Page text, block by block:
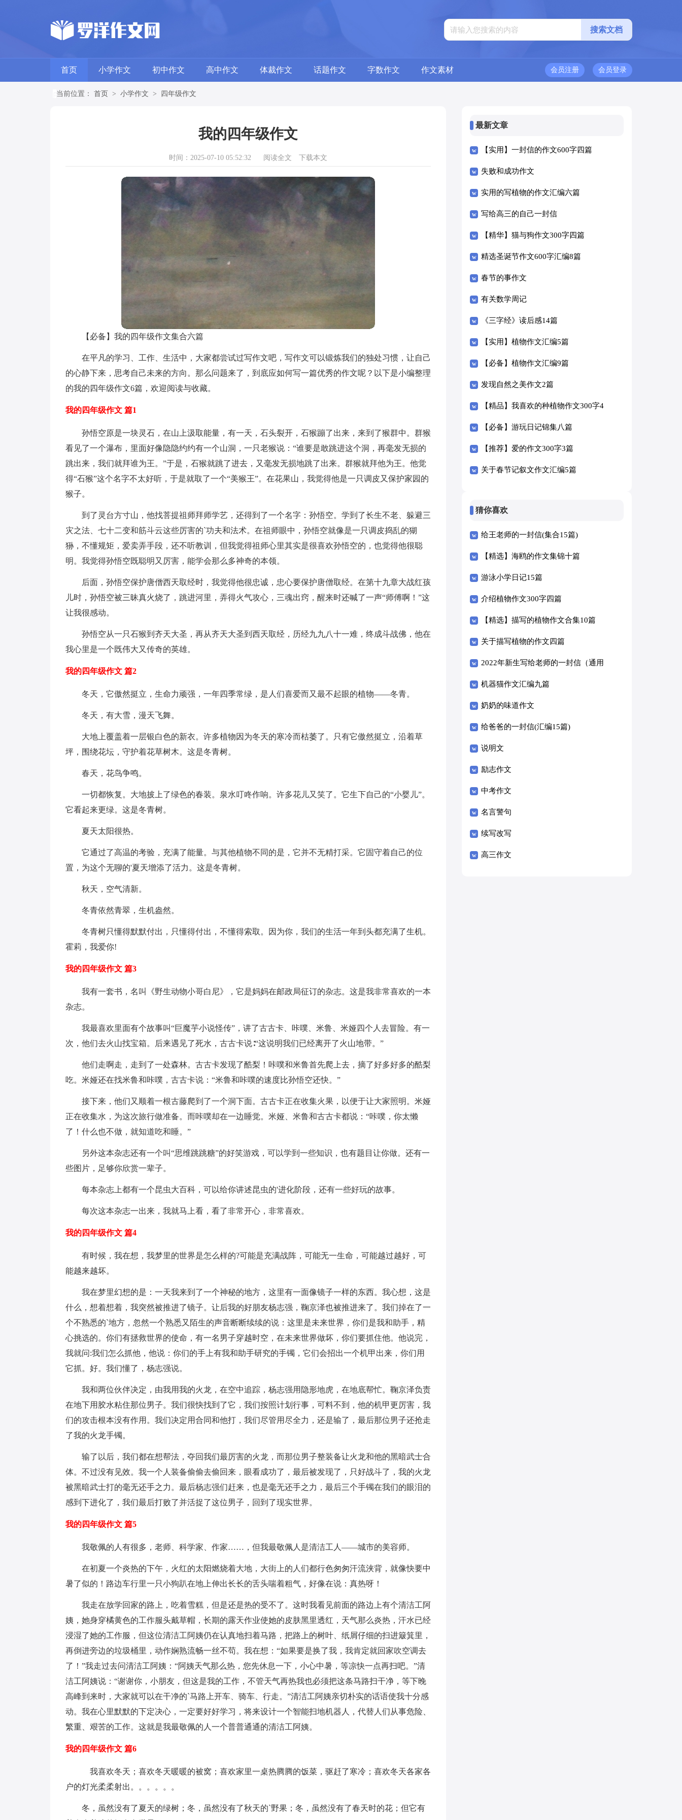
首页 小学作文 初中作文 高中作文 体裁作文 话题作文 字数作文 作文素材 会员登录
会员注册
当前位置： 首页 > 小学作文 > 四年级作文
我的四年级作文
时间：2025-07-10 05:52:32 阅读全文 下载本文
【必备】我的四年级作文集合六篇
在平凡的学习、工作、生活中，大家都尝试过写作文吧，写作文可以锻炼我们的独处习惯，让自己
的心静下来，思考自己未来的方向。那么问题来了，到底应如何写一篇优秀的作文呢？以下是小编整理
的我的四年级作文6篇，欢迎阅读与收藏。
我的四年级作文 篇1
孙悟空原是一块灵石，在山上汲取能量，有一天，石头裂开，石猴蹦了出来，来到了猴群中。群猴
看见了一个瀑布，里面好像隐隐约约有一个山洞，一只老猴说：“谁要是敢跳进这个洞，再毫发无损的
跳出来，我们就拜谁为王。”于是，石猴就跳了进去，又毫发无损地跳了出来。群猴就拜他为王。他觉
得“石猴”这个名字不太好听，于是就取了一个“美猴王”。在花果山，我觉得他是一只调皮又保护家园的
猴子。
到了灵台方寸山，他找菩提祖师拜师学艺，还得到了一个名字：孙悟空。学到了长生不老、躲避三
灾之法、七十二变和筋斗云这些厉害的`功夫和法术。在祖师眼中，孙悟空就像是一只调皮捣乱的猢
狲，不懂规矩，爱卖弄手段，还不听教训，但我觉得祖师心里其实是很喜欢孙悟空的，也觉得他很聪
明。我觉得孙悟空既聪明又厉害，能学会那么多神奇的本领。
后面，孙悟空保护唐僧西天取经时，我觉得他很忠诚，忠心要保护唐僧取经。在第十九章大战红孩
儿时，孙悟空被三昧真火烧了，跳进河里，弄得火气攻心，三魂出窍，醒来时还喊了一声“师傅啊！”这
让我很感动。
孙悟空从一只石猴到齐天大圣，再从齐天大圣到西天取经，历经九九八十一难，终成斗战佛，他在
我心里是一个既伟大又传奇的英雄。
我的四年级作文 篇2
冬天，它傲然挺立，生命力顽强，一年四季常绿，是人们喜爱而又最不起眼的植物——冬青。
冬天，有大雪，漫天飞舞。
大地上覆盖着一层银白色的新衣。许多植物因为冬天的寒冷而枯萎了。只有它傲然挺立，沿着草
坪，围绕花坛，守护着花草树木。这是冬青树。
春天，花鸟争鸣。
一切都恢复。大地披上了绿色的春装。泉水叮咚作响。许多花儿又笑了。它生下自己的“小婴儿”。
它看起来更绿。这是冬青树。
夏天太阳很热。
它通过了高温的考验，充满了能量。与其他植物不同的是，它并不无精打采。它固守着自己的位
置，为这个无聊的'夏天增添了活力。这是冬青树。
秋天，空气清新。
冬青依然青翠，生机盎然。
冬青树只懂得默默付出，只懂得付出，不懂得索取。因为你，我们的生活一年到头都充满了生机。
霍莉，我爱你!
我的四年级作文 篇3
我有一套书，名叫《野生动物小哥白尼》，它是妈妈在邮政局征订的杂志。这是我非常喜欢的一本
杂志。
我最喜欢里面有个故事叫“巨魔芋小说怪传”，讲了古古卡、咔噗、米鲁、米娅四个人去冒险。有一
次，他们去火山找宝箱。后来遇见了死水，古古卡说∶“这说明我们已经离开了火山地带。”
他们走啊走，走到了一处森林。古古卡发现了酷梨！咔噗和米鲁首先爬上去，摘了好多好多的酷梨
吃。米娅还在找米鲁和咔噗，古古卡说：“米鲁和咔噗的速度比孙悟空还快。”
接下来，他们又顺着一根古藤爬到了一个洞下面。古古卡正在收集火果，以便于让大家照明。米娅
正在收集水，为这次旅行做准备。而咔噗却在一边睡觉。米娅、米鲁和古古卡都说：“咔噗，你太懒
了！什么也不做，就知道吃和睡。”
另外这本杂志还有一个叫“思维跳跳糖”的好笑游戏，可以学到一些知识，也有题目让你做。还有一
些图片，足够你欣赏一辈子。
每本杂志上都有一个昆虫大百科，可以给你讲述昆虫的'进化阶段，还有一些好玩的故事。
每次这本杂志一出来，我就马上看，看了非常开心，非常喜欢。
我的四年级作文 篇4
有时候，我在想，我梦里的世界是怎么样的?可能是充满战阵，可能无一生命，可能越过越好，可
能越来越坏。
我在梦里幻想的是：一天我来到了一个神秘的地方，这里有一面像镜子一样的东西。我心想，这是
什么，想着想着，我突然被推进了镜子。让后我的好朋友杨志强，鞠京泽也被推进来了。我们掉在了一
个不熟悉的`地方，忽然一个熟悉又陌生的声音断断续续的说：这里是未来世界，你们是我和助手，精
心挑选的。你们有拯救世界的使命，有一名男子穿越时空，在未来世界做坏，你们要抓住他。他说完，
我就问:我们怎么抓他，他说：你们的手上有我和助手研究的手镯，它们会招出一个机甲出来，你们用
它抓。好。我们懂了，杨志强说。
我和两位伙伴决定，由我用我的火龙，在空中追踪，杨志强用隐形地虎，在地底帮忙。鞠京泽负责
在地下用胶水粘住那位男子。我们很快找到了它，我们按照计划行事，可料不到，他的机甲更厉害，我
们的攻击根本没有作用。我们决定用合同和他打，我们尽管用尽全力，还是输了，最后那位男子还抢走
了我的火龙手镯。
输了以后，我们都在想帮法，夺回我们最厉害的火龙，而那位男子整装备让火龙和他的黑暗武士合
体。不过没有见效。我一个人装备偷偷去偷回来，眼看成功了，最后被发现了，只好战斗了，我的火龙
被黑暗武士打的毫无还手之力。最后杨志强们赶来，也是毫无还手之力，最后三个手镯在我们的眼泪的
感到下进化了，我们最后打败了并活捉了这位男子，回到了现实世界。
我的四年级作文 篇5
我敬佩的人有很多，老师、科学家、作家……，但我最敬佩人是清洁工人——城市的美容师。
在初夏一个炎热的下午，火红的太阳燃烧着大地，大街上的人们都行色匆匆汗流浃背，就像快要中
暑了似的！路边车行里一只小狗趴在地上伸出长长的舌头喘着粗气，好像在说：真热呀！
我走在放学回家的路上，吃着雪糕，但是还是热的受不了。这时我看见前面的路边上有个清洁工阿
姨，她身穿橘黄色的工作服头戴草帽，长期的露天作业使她的皮肤黑里透红，天气那么炎热，汗水已经
浸湿了她的工作服，但这位清洁工阿姨仍在认真地扫着马路，把路上的树叶、纸屑仔细的扫进簸箕里，
再倒进旁边的垃圾桶里，动作娴熟流畅一丝不苟。我在想：“如果要是换了我，我肯定就回家吹空调去
了！”我走过去问清洁工阿姨：“阿姨天气那么热，您先休息一下，小心中暑，等凉快一点再扫吧。”清
洁工阿姨说：“谢谢你，小朋友，但这是我的工作，不管天气再热我也必须把这条马路扫干净，等下晚
高峰到来时，大家就可以在干净的`马路上开车、骑车、行走。”清洁工阿姨亲切朴实的话语使我十分感
动。我在心里默默的下定决心，一定要好好学习，将来设计一个智能扫地机器人，代替人们从事危险、
繁重、艰苦的工作。这就是我最敬佩的人一个普普通通的清洁工阿姨。
我的四年级作文 篇6
我喜欢冬天；喜欢冬天暖暖的被窝；喜欢家里一桌热腾腾的饭菜，驱赶了寒冷；喜欢冬天各家各
户的灯光柔柔射出。。。。。。
冬，虽然没有了夏天的绿树；冬，虽然没有了秋天的`野果；冬，虽然没有了春天时的花；但它有
最新文章
【实用】一封信的作文600字四篇
失败和成功作文
实用的写植物的作文汇编六篇
写给高三的自己一封信
【精华】猫与狗作文300字四篇
精选圣诞节作文600字汇编8篇
春节的事作文
有关数学周记
《三字经》读后感14篇
【实用】植物作文汇编5篇
【必备】植物作文汇编9篇
发现自然之美作文2篇
【精品】我喜欢的种植物作文300字4
篇【必备】游玩日记锦集八篇
【推荐】爱的作文300字3篇
关于春节记叙文作文汇编5篇
猜你喜欢
给王老师的一封信(集合15篇)
【精选】海鸥的作文集锦十篇
游泳小学日记15篇
介绍植物作文300字四篇
【精选】描写的植物作文合集10篇
关于描写植物的作文四篇
2022年新生写给老师的一封信（通用
8篇）
机器猫作文汇编九篇
奶奶的味道作文
给爸爸的一封信(汇编15篇)
说明文
励志作文
中考作文
名言警句
续写改写
高三作文